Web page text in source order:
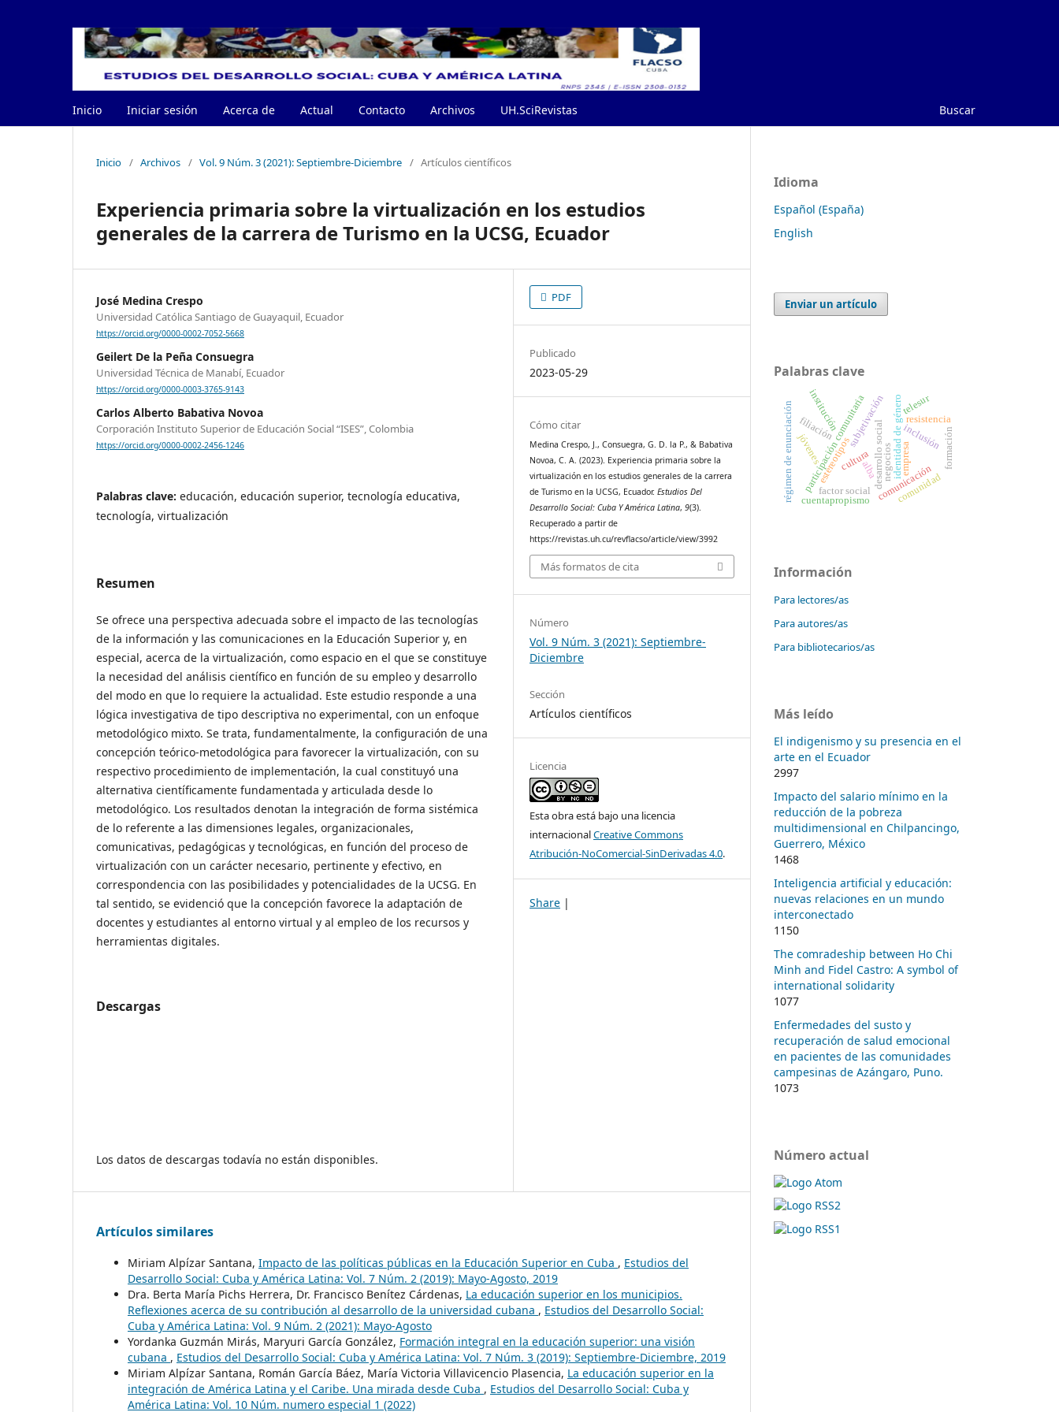
Inicio Iniciar sesión Acerca de Actual Contacto Archivos UH.SciRevistas Buscar
Inicio / Archivos / Vol. 9 Núm. 3 (2021): Septiembre-Diciembre / Artículos científicos
Experiencia primaria sobre la virtualización en los estudios
generales de la carrera de Turismo en la UCSG, Ecuador
José Medina Crespo
Universidad Católica Santiago de Guayaquil, Ecuador
https://orcid.org/0000-0002-7052-5668
Geilert De la Peña Consuegra
Universidad Técnica de Manabí, Ecuador
https://orcid.org/0000-0003-3765-9143
Carlos Alberto Babativa Novoa
Corporación Instituto Superior de Educación Social “ISES”, Colombia
https://orcid.org/0000-0002-2456-1246
Palabras clave: educación, educación superior, tecnología educativa,
tecnología, virtualización
Resumen
Se ofrece una perspectiva adecuada sobre el impacto de las tecnologías
de la información y las comunicaciones en la Educación Superior y, en
especial, acerca de la virtualización, como espacio en el que se constituye
la necesidad del análisis científico en función de su empleo y desarrollo
del modo en que lo requiere la actualidad. Este estudio responde a una
lógica investigativa de tipo descriptiva no experimental, con un enfoque
metodológico mixto. Se trata, fundamentalmente, la configuración de una
concepción teórico-metodológica para favorecer la virtualización, con su
respectivo procedimiento de implementación, la cual constituyó una
alternativa científicamente fundamentada y articulada desde lo
metodológico. Los resultados denotan la integración de forma sistémica
de lo referente a las dimensiones legales, organizacionales,
comunicativas, pedagógicas y tecnológicas, en función del proceso de
virtualización con un carácter necesario, pertinente y efectivo, en
correspondencia con las posibilidades y potencialidades de la UCSG. En
tal sentido, se evidenció que la concepción favorece la adaptación de
docentes y estudiantes al entorno virtual y al empleo de los recursos y
herramientas digitales.
Descargas
Los datos de descargas todavía no están disponibles.
PDF
Publicado
2023-05-29
Cómo citar
Medina Crespo, J., Consuegra, G. D. la P., & Babativa
Novoa, C. A. (2023). Experiencia primaria sobre la
virtualización en los estudios generales de la carrera
de Turismo en la UCSG, Ecuador.Estudios Del
Desarrollo Social: Cuba Y América Latina,9(3).
Recuperado a partir de
https://revistas.uh.cu/revflacso/article/view/3992
Más formatos de cita
Número
Vol. 9 Núm. 3 (2021): Septiembre-
Diciembre
Sección
Artículos científicos
Licencia
Esta obra está bajo una licencia
internacionalCreative Commons
Atribución-NoComercial-SinDerivadas 4.0.
Share |
Artículos similares
Miriam Alpízar Santana, Impacto de las políticas públicas en la Educación Superior en Cuba , Estudios del
Desarrollo Social: Cuba y América Latina: Vol. 7 Núm. 2 (2019): Mayo-Agosto, 2019
Dra. Berta María Pichs Herrera, Dr. Francisco Benítez Cárdenas, La educación superior en los municipios.
Reflexiones acerca de su contribución al desarrollo de la universidad cubana , Estudios del Desarrollo Social:
Cuba y América Latina: Vol. 9 Núm. 2 (2021): Mayo-Agosto
Yordanka Guzmán Mirás, Maryuri García González, Formación integral en la educación superior: una visión
cubana , Estudios del Desarrollo Social: Cuba y América Latina: Vol. 7 Núm. 3 (2019): Septiembre-Diciembre, 2019
Miriam Alpízar Santana, Román García Báez, María Victoria Villavicencio Plasencia, La educación superior en la
integración de América Latina y el Caribe. Una mirada desde Cuba , Estudios del Desarrollo Social: Cuba y
América Latina: Vol. 10 Núm. numero especial 1 (2022)
Idioma
Español (España)
English
Enviar un artículo
Palabras clave
identidad de género
comunicación
estereotiposcultura
inclusión
participación comunitaria
jóvenes desarrollo social comunidad
resistencia
institución
régimen de enunciación subjetivación
cuentapropismo
negocios formación
empresa
alba
telesur
filiación
factor social
Información
Para lectores/as
Para autores/as
Para bibliotecarios/as
Más leído
El indigenismo y su presencia en el
arte en el Ecuador
2997
Impacto del salario mínimo en la
reducción de la pobreza
multidimensional en Chilpancingo,
Guerrero, México
1468
Inteligencia artificial y educación:
nuevas relaciones en un mundo
interconectado
1150
The comradeship between Ho Chi
Minh and Fidel Castro: A symbol of
international solidarity
1077
Enfermedades del susto y
recuperación de salud emocional
en pacientes de las comunidades
campesinas de Azángaro, Puno.
1073
Número actual